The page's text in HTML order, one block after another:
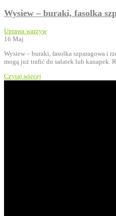
Wysiew – buraki, fasolka
Uprawa warzyw
16 Maj
Wysiew – buraki, fasolka szparagowa i
mogą już trafić do sałatek lub
Czytaj więcej